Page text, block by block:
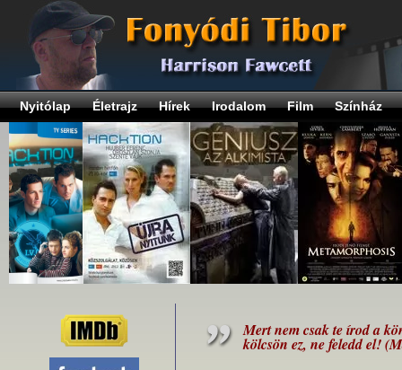
Nyitólap Életrajz Hírek Irodalom Film Színház
Mert nem csak te írod a
kölcsön ez, ne feledd el!